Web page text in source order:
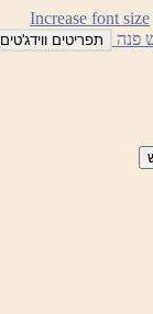
Increase font size
תפריטים ווידג'טים